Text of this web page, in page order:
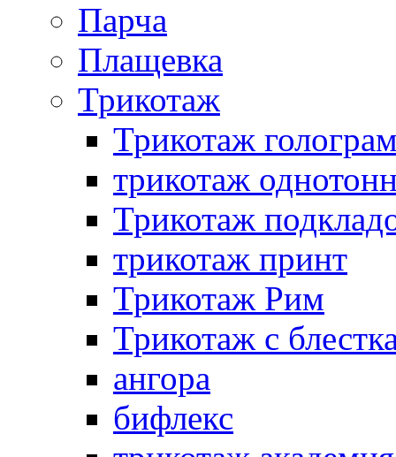
Парча
Плащевка
Трикотаж
Трикотаж
трикотаж
Трикотаж
трикотаж принт
Трикотаж Рим
Трикотаж с
ангора
бифлекс